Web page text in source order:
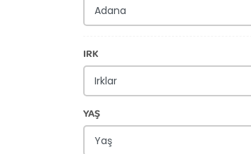
IRK
YAŞ